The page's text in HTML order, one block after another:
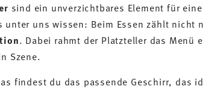
sind ein unverzichtbares Element für
unter uns wissen: Beim Essen zählt nicht
. Dabei rahmt der Platzteller das Menü
Szene.
findest du das passende Geschirr, das